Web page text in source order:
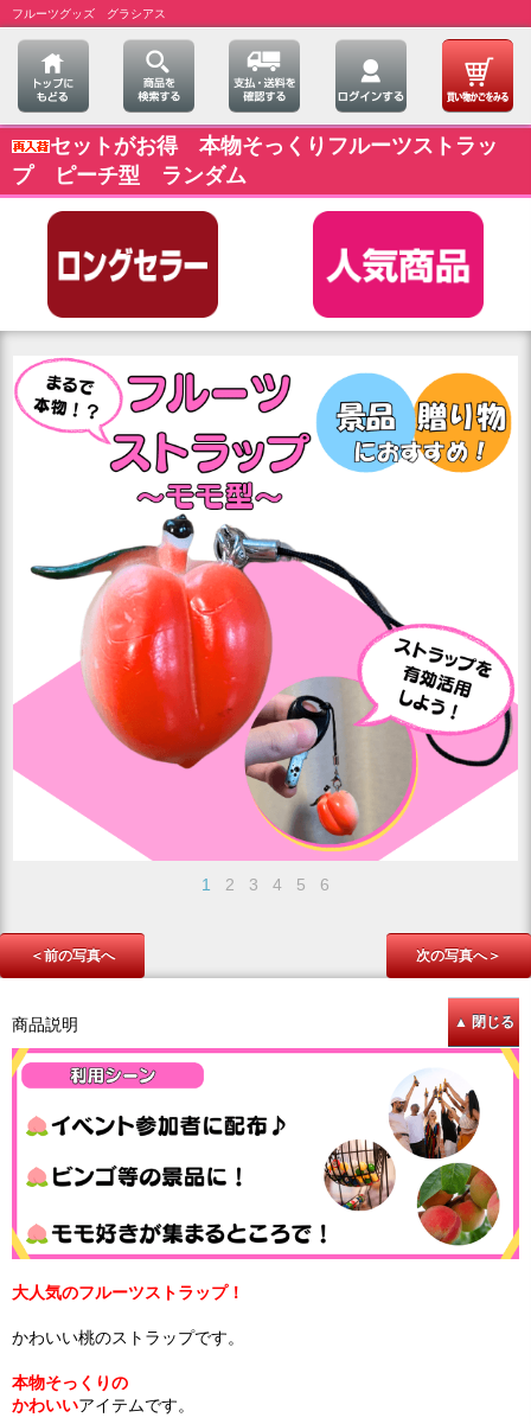
フルーツグッズ グラシアス
セットがお得 本物そっくりフルーツストラッ
プ ピーチ型 ランダム
1 2 3 4 5 6
＜前の写真へ 次の写真へ＞
商品説明
大人気のフルーツストラップ！
かわいい桃のストラップです。
本物そっくりの
かわいいアイテムです。